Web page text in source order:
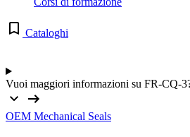
Cataloghi
Vuoi maggiori informazioni su FR-CQ-
OEM Mechanical Seals